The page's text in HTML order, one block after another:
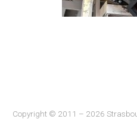
Copyright © 2011 – 2026